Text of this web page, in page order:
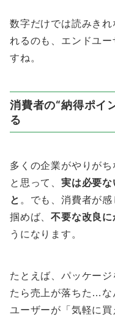
数字だけでは読みきれ
れるのも、エンドユ
すね。
消費者の“納得ポイ
る
多くの企業がやりがち
と思って、 実は必要な
と 。でも、消費者が
掴めば、不要な改良
うになります。
たとえば、パッケー
たら売上が落ちた…な
ユーザーが「気軽に